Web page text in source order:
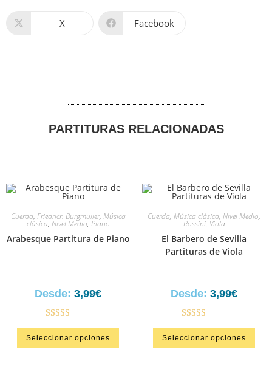
X Facebook
PARTITURAS RELACIONADAS
Cuerda, Friedrich Burgmuller, Música
clásica, Nivel Medio, Piano
Arabesque Partitura de Piano
Desde: 3,99€
Valorado en
5.00de 5
Seleccionar opciones
Cuerda, Música clásica, Nivel Medio,
Rossini, Viola
El Barbero de Sevilla
Partituras de Viola
Desde: 3,99€
Valorado en
5.00de 5
Seleccionar opciones